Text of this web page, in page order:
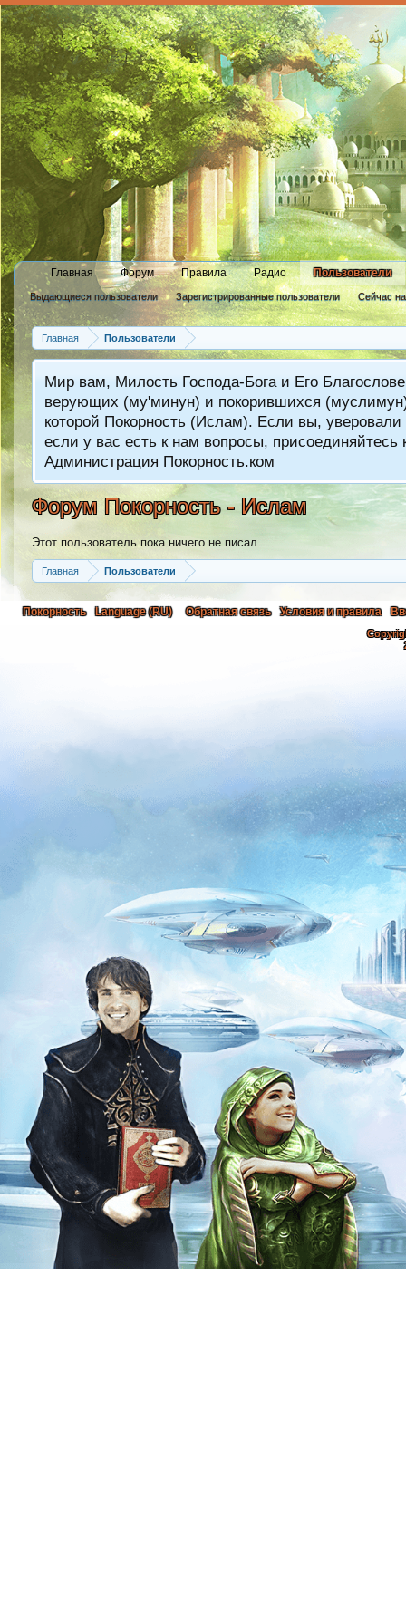
Главная Форум Правила Радио Пользователи
Выдающиеся пользователи Зарегистрированные пользователи Сейчас
Новые сообщения профиля
Главная
Пользователи
Мир вам, Милость Господа-Бога и Его
верующих (му'минун) и покорившихся
которой Покорность (Ислам). Если вы,
если у вас есть к нам вопросы,
Администрация Покорность.ком
Форум Покорность - Ислам
Этот пользователь пока ничего не писал.
Главная Пользователи
Покорность Language (RU) Обратная связь Условия и правила